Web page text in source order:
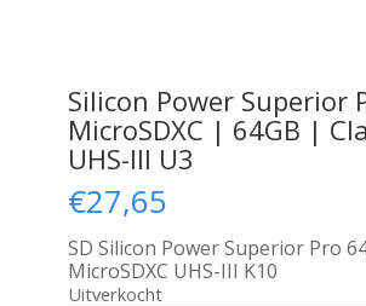
Silicon Power Superior
MicroSDXC | 64GB |
UHS-III U3
€27,65
SD Silicon Power Superior Pro
MicroSDXC UHS-III K10
Uitverkocht